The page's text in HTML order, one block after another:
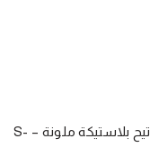
حلقة ستانلس ستيل مزدوجة بحاملات مفاتيح بلاستيكة ملونة – S-